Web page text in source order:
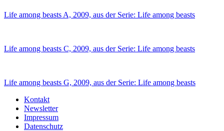
Life among beasts A, 2009, aus der Serie: Life among beasts
Life among beasts C, 2009, aus der Serie: Life among beasts
Life among beasts G, 2009, aus der Serie: Life among beasts
Kontakt
Newsletter
Impressum
Datenschutz